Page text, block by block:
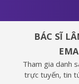
BÁC SĨ
Tham gia danh
trực tuyến, tin